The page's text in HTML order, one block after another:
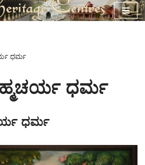
ಧರ್ಮ
ಧರ್ಮ
ಧರ್ಮ